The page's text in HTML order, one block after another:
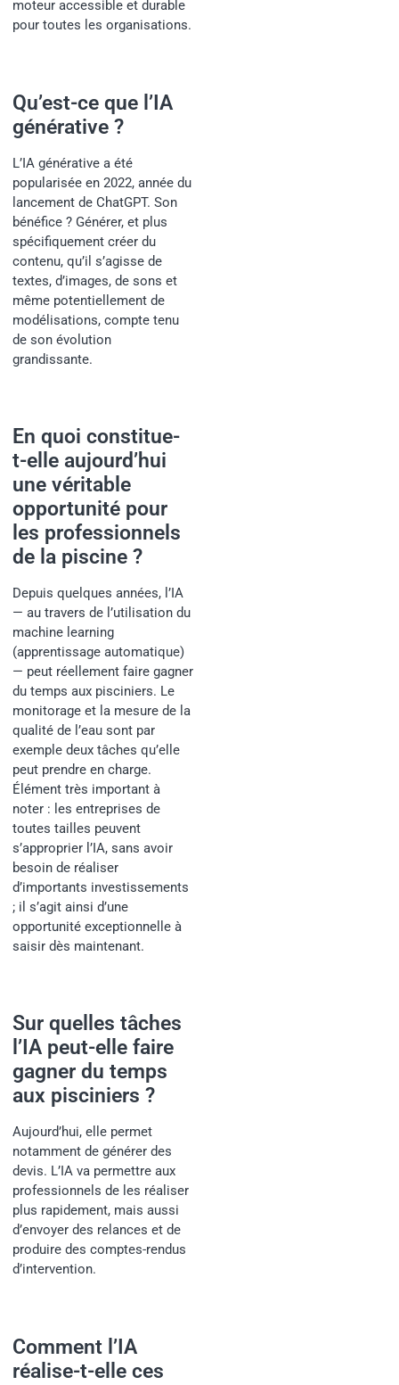
moteur accessible et durable
pour toutes les organisations.
Qu’est-ce que l’IA
générative ?
L’IA générative a été
popularisée en 2022, année du
lancement de ChatGPT. Son
bénéfice ? Générer, et plus
spécifiquement créer du
contenu, qu’il s’agisse de
textes, d’images, de sons et
même potentiellement de
modélisations, compte tenu
de son évolution
grandissante.
En quoi constitue-
t-elle aujourd’hui
une véritable
opportunité pour
les professionnels
de la piscine ?
Depuis quelques années, l’IA
— au travers de l’utilisation du
machine learning
(apprentissage automatique)
— peut réellement faire gagner
du temps aux pisciniers. Le
monitorage et la mesure de la
qualité de l’eau sont par
exemple deux tâches qu’elle
peut prendre en charge.
Élément très important à
noter : les entreprises de
toutes tailles peuvent
s’approprier l’IA, sans avoir
besoin de réaliser
d’importants investissements
; il s’agit ainsi d’une
opportunité exceptionnelle à
saisir dès maintenant.
Sur quelles tâches
l’IA peut-elle faire
gagner du temps
aux pisciniers ?
Aujourd’hui, elle permet
notamment de générer des
devis. L’IA va permettre aux
professionnels de les réaliser
plus rapidement, mais aussi
d’envoyer des relances et de
produire des comptes-rendus
d’intervention.
Comment l’IA
réalise-t-elle ces